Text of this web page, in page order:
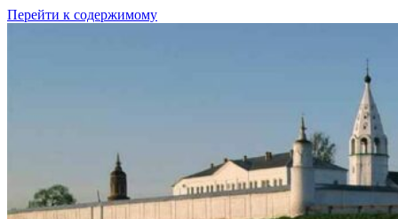
Перейти к содержимому